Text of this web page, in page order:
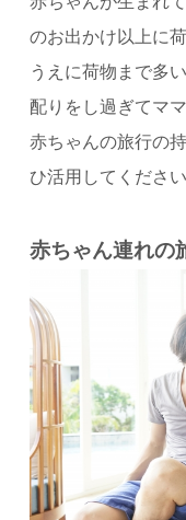
のお出かけ以上に
うえに荷物まで多
配りをし過ぎてマ
赤ちゃんの旅行の
ひ活用してください
赤ちゃん連れの